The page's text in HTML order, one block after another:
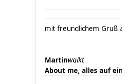
mit freundlichem Gruß
Martinwalkt
About me, alles auf